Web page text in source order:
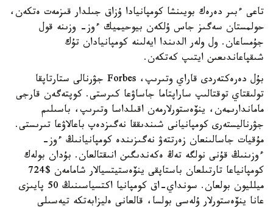
تاعى ءبىر دەرەك بويىنشا كومپانيادا ۇزاق جىلدار قىزمەت ەتكەن،
حولمستان سەگىز جاس ۇلكەن بيوحيميك ءوز- وزىنە قول
جۇمساعان. ول ولەر الدىندا ايەلىنە كومپانيادان تۇك
شىقپاعاندىعىن ايتىپ كەتكەن.
بۇل دەرەكتەردى قاراي وتىرىپ، Forbes جۋرنالى ستارتاپقا
تولىقتاي توقتالىپ ساراپتاما جاساۋعا كىرستى. كوپتەگەن قارجى
ماماندارىمەن، ينۆەستورلارمەن اقىلداسا وتىرىپ، باسىلىم
جۋرناليستەرى كومپانيانى شىندىققا نەگىزدەپ باعالاۋعا تىرىستى.
مۇقيات جاسالىنعان زەرتتەۋ نەگىزىندە كومپانيانىڭ ءوز-
ءوزىنىڭ قۇنى نولگە تەڭ ەكەندىگىن انىقتالعان. بۇدان بولەك
كومپانياعا تارتىلعان باستاپقى ينۆەستيتسيالار شامامەن $724
ميلليون بولعان. سونداي-اق كومپانيا اكتسياسىنىڭ 50 پايىزى
عانا ينۆەستورلار ۇلەسى بولسا، قالعانى ەليزابەتكە تيەسىلى